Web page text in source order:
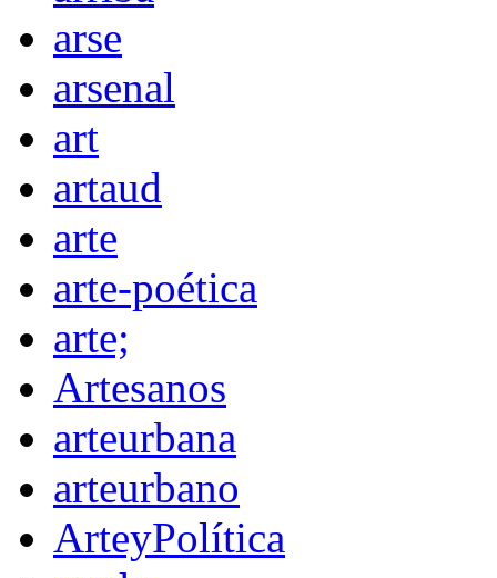
arse
arsenal
art
artaud
arte
arte-poética
arte;
Artesanos
arteurbana
arteurbano
ArteyPolítica